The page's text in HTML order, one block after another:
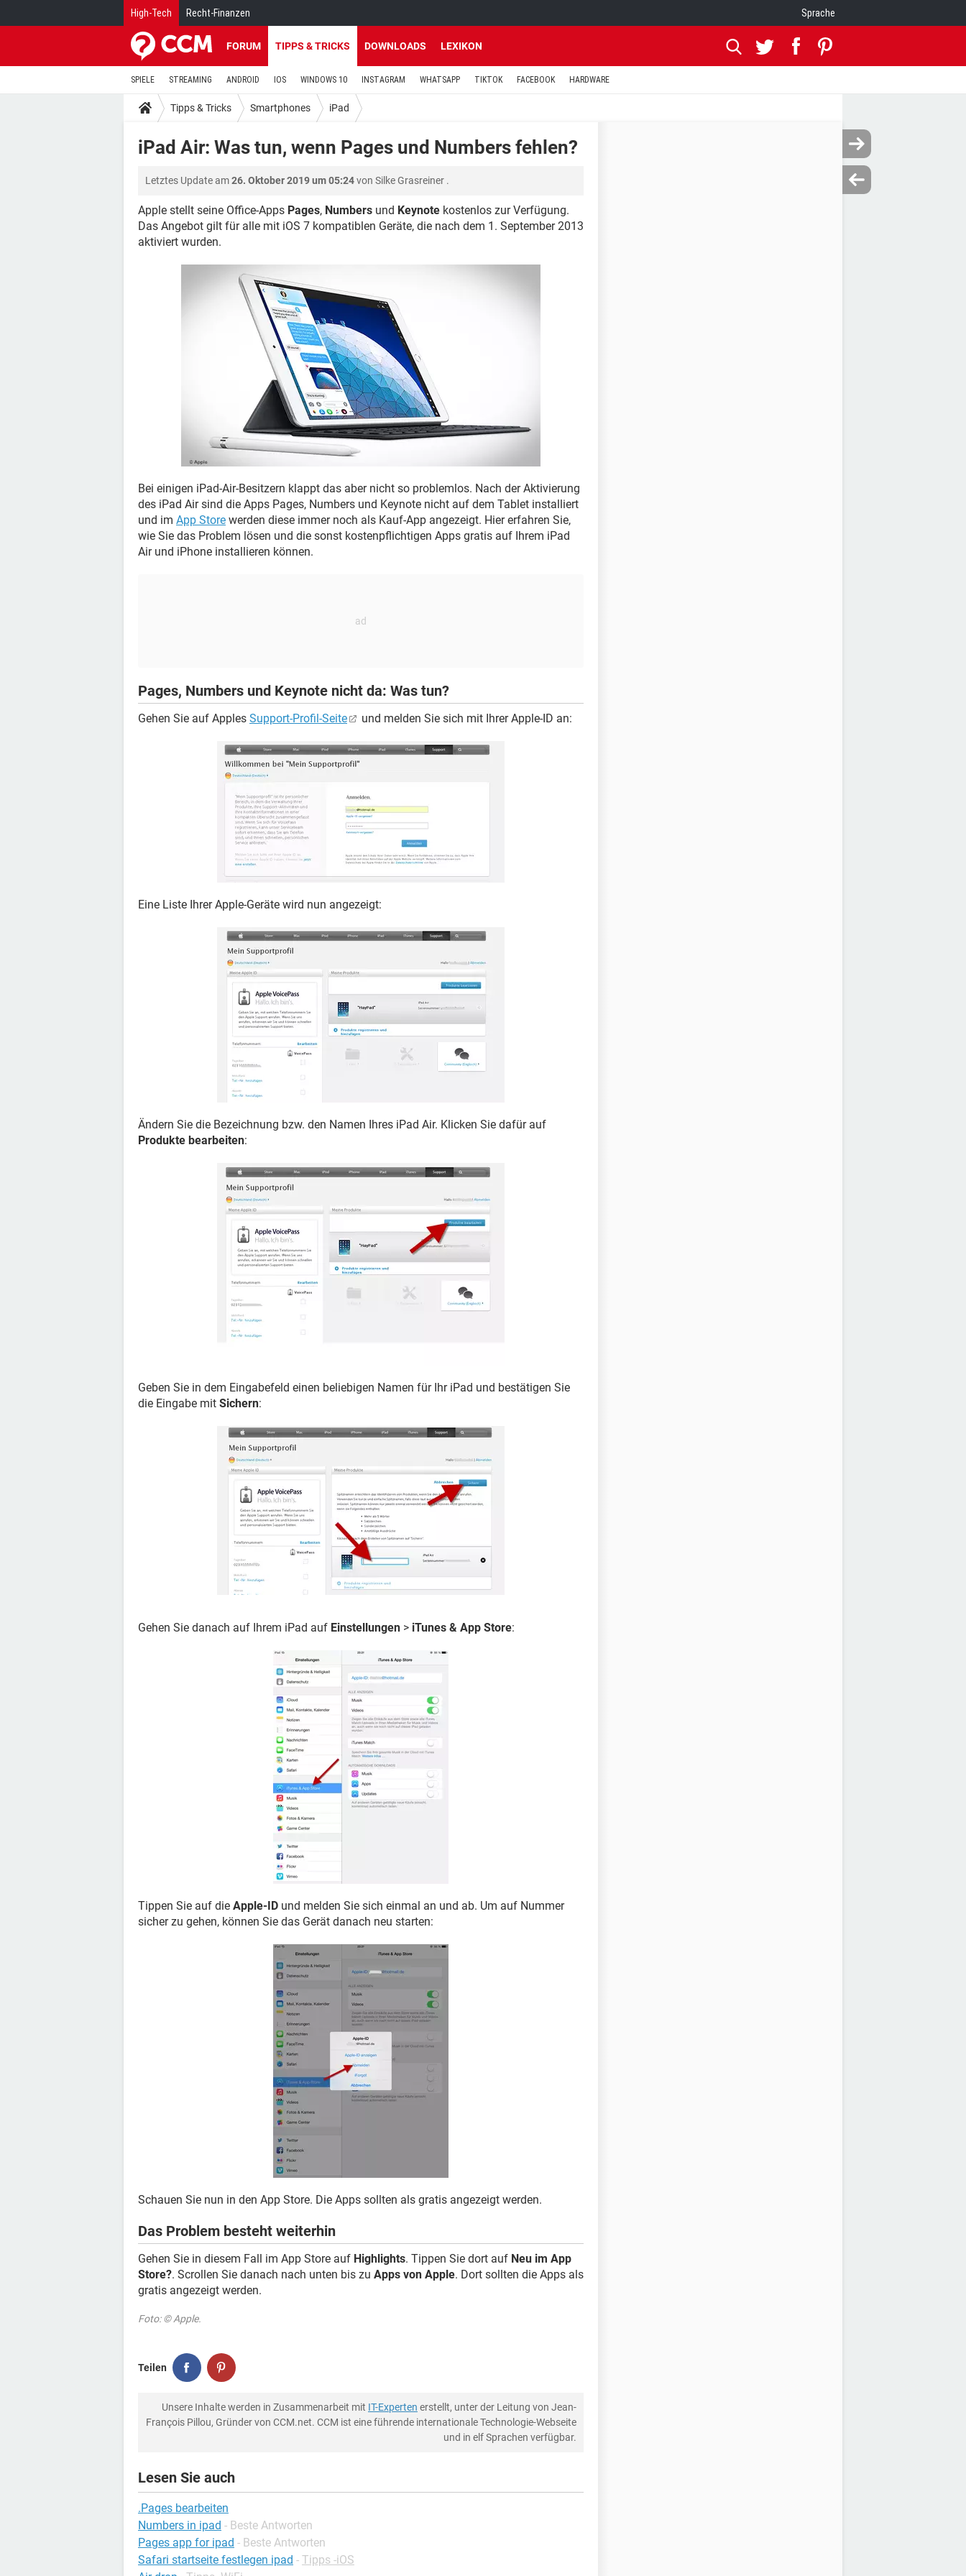
High-Tech Recht-Finanzen Sprache
FORUM TIPPS & TRICKS DOWNLOADS LEXIKON
SPIELE STREAMING ANDROID IOS WINDOWS 10 INSTAGRAM WHATSAPP TIKTOK FACEBOOK HARDWARE
Tipps & Tricks Smartphones iPad
iPad Air: Was tun, wenn Pages und Numbers fehlen?
Letztes Update am26. Oktober 2019 um 05:24von Silke Grasreiner .
Apple stellt seine Office-Apps Pages, Numbers und Keynote kostenlos zur Verfügung.
Das Angebot gilt für alle mit iOS 7 kompatiblen Geräte, die nach dem 1. September 2013
aktiviert wurden.
Bei einigen iPad-Air-Besitzern klappt das aber nicht so problemlos. Nach der Aktivierung
des iPad Air sind die Apps Pages, Numbers und Keynote nicht auf dem Tablet installiert
und im App Store werden diese immer noch als Kauf-App angezeigt. Hier erfahren Sie,
wie Sie das Problem lösen und die sonst kostenpflichtigen Apps gratis auf Ihrem iPad
Air und iPhone installieren können.
Pages, Numbers und Keynote nicht da: Was tun?
Gehen Sie auf Apples Support-Profil-Seite und melden Sie sich mit Ihrer Apple-ID an:
Eine Liste Ihrer Apple-Geräte wird nun angezeigt:
Ändern Sie die Bezeichnung bzw. den Namen Ihres iPad Air. Klicken Sie dafür auf
Produkte bearbeiten:
Geben Sie in dem Eingabefeld einen beliebigen Namen für Ihr iPad und bestätigen Sie
die Eingabe mit Sichern:
Gehen Sie danach auf Ihrem iPad auf Einstellungen > iTunes & App Store:
Tippen Sie auf die Apple-ID und melden Sie sich einmal an und ab. Um auf Nummer
sicher zu gehen, können Sie das Gerät danach neu starten:
Schauen Sie nun in den App Store. Die Apps sollten als gratis angezeigt werden.
Das Problem besteht weiterhin
Gehen Sie in diesem Fall im App Store auf Highlights. Tippen Sie dort auf Neu im App
Store?. Scrollen Sie danach nach unten bis zu Apps von Apple. Dort sollten die Apps als
gratis angezeigt werden.
Foto: © Apple.
Teilen
Unsere Inhalte werden in Zusammenarbeit mit IT-Experten erstellt, unter der Leitung von Jean-
François Pillou, Gründer von CCM.net. CCM ist eine führende internationale Technologie-Webseite
und in elf Sprachen verfügbar.
Lesen Sie auch
.Pages bearbeiten
Numbers in ipad - Beste Antworten
Pages app for ipad - Beste Antworten
Safari startseite festlegen ipad - Tipps -iOS